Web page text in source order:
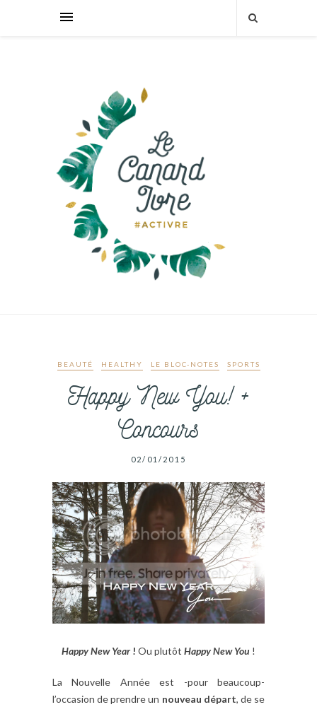
BEAUTÉ HEALTHY LE BLOC-NOTES SPORTS
Happy New You! +
Concours
02/01/2015
Happy New Year! Ou plutôt Happy New You !
La Nouvelle Année est -pour beaucoup-
l’occasion de prendre un nouveau départ, de se